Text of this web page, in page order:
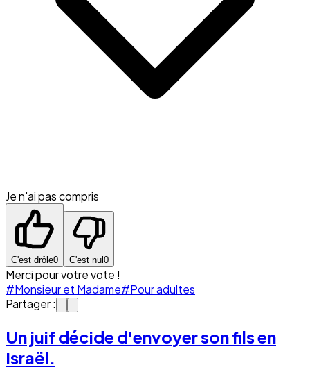
Je n'ai pas compris
C'est drôle0 C'est nul 0
Merci pour votre vote !
#Monsieur et Madame#Pour adultes
Partager :
Un juif décide d'envoyer son fils en
Israël.